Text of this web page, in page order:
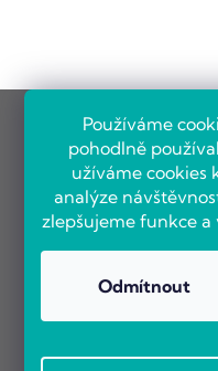
Používáme
pohodlně
užíváme cookies
analýze
zlepšujeme funkce a
Odmítnout